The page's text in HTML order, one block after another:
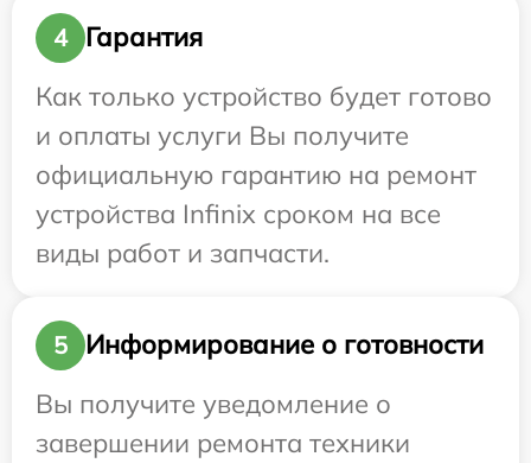
4
Гарантия
Как только устройство будет готово
и оплаты услуги Вы получите
официальную гарантию на ремонт
устройства Infinix сроком на все
виды работ и запчасти.
5
Информирование о готовности
Вы получите уведомление о
завершении ремонта техники